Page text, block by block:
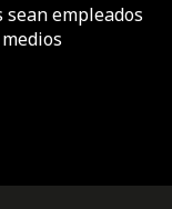
empleados